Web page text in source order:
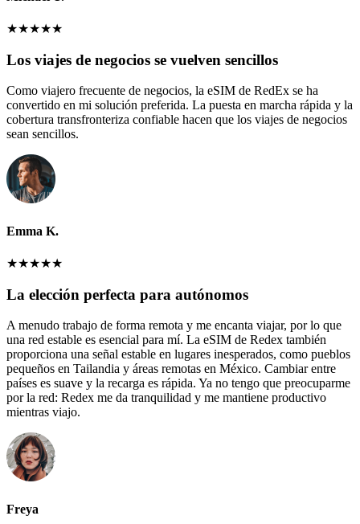
★★★★★
Los viajes de negocios se vuelven sencillos
Como viajero frecuente de negocios, la eSIM de RedEx se ha
convertido en mi solución preferida. La puesta en marcha rápida y la
cobertura transfronteriza confiable hacen que los viajes de negocios
sean sencillos.
Emma K.
★★★★★
La elección perfecta para autónomos
A menudo trabajo de forma remota y me encanta viajar, por lo que
una red estable es esencial para mí. La eSIM de Redex también
proporciona una señal estable en lugares inesperados, como pueblos
pequeños en Tailandia y áreas remotas en México. Cambiar entre
países es suave y la recarga es rápida. Ya no tengo que preocuparme
por la red: Redex me da tranquilidad y me mantiene productivo
mientras viajo.
Freya